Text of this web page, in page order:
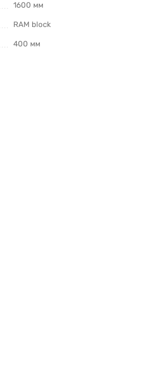
1600 мм
RAM block
400 мм